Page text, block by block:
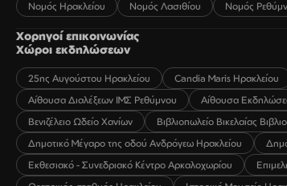
Νομός Ηρακλείου Νομός Λασιθίου Νομός
Χορηγοί επικοινωνίας
Χώροι εκδηλώσεων
25ης Αυγούστου Ηρακλείου Candia Maris Ηρακλείου
Αίθουσα Διαλέξεων ΙΜΣ Ρεθύμνου
Αίθουσα
Βενιζέλειο Ωδείο Χανίων
Βιβλιοπωλείο Βικελαίας
Δημοτικό Μέγαρο της οδού Ανδρόγεω Ηρακλείου
Εκθεσιακό - Συνεδριακό Κέντρο Αρκαλοχωρίου